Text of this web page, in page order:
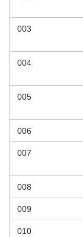
003
004
005
006
007
008
009
010